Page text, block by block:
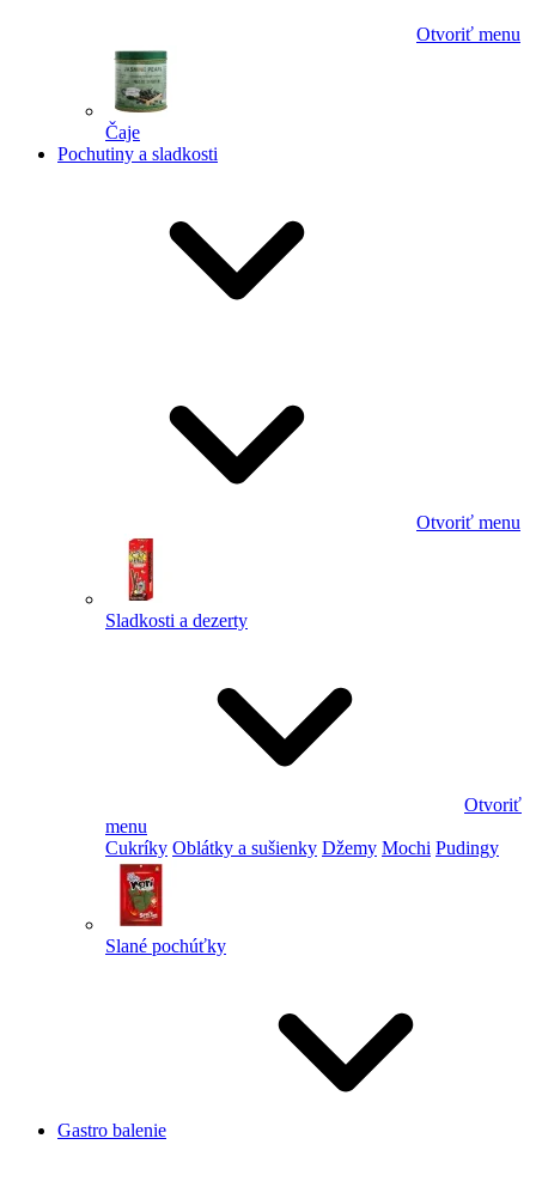
Otvoriť menu
Čaje
Pochutiny a sladkosti
Otvoriť menu
Sladkosti a dezerty
Otvoriť
menu
Cukríky Oblátky a sušienky Džemy Mochi Pudingy
Slané pochúťky
Gastro balenie